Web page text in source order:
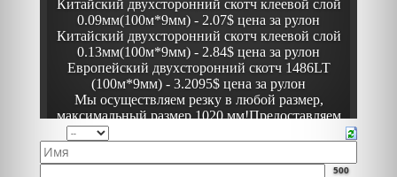
500